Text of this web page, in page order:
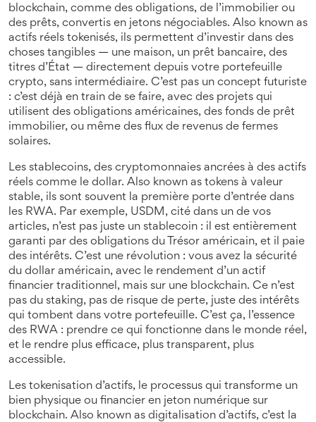
blockchain, comme des obligations, de l’immobilier ou
des prêts, convertis en jetons négociables. Also known as
actifs réels tokenisés, ils permettent d’investir dans des
choses tangibles — une maison, un prêt bancaire, des
titres d’État — directement depuis votre portefeuille
crypto, sans intermédiaire. C’est pas un concept futuriste
: c’est déjà en train de se faire, avec des projets qui
utilisent des obligations américaines, des fonds de prêt
immobilier, ou même des flux de revenus de fermes
solaires.
Les stablecoins, des cryptomonnaies ancrées à des actifs
réels comme le dollar. Also known as tokens à valeur
stable, ils sont souvent la première porte d’entrée dans
les RWA. Par exemple, USDM, cité dans un de vos
articles, n’est pas juste un stablecoin : il est entièrement
garanti par des obligations du Trésor américain, et il paie
des intérêts. C’est une révolution : vous avez la sécurité
du dollar américain, avec le rendement d’un actif
financier traditionnel, mais sur une blockchain. Ce n’est
pas du staking, pas de risque de perte, juste des intérêts
qui tombent dans votre portefeuille. C’est ça, l’essence
des RWA : prendre ce qui fonctionne dans le monde réel,
et le rendre plus efficace, plus transparent, plus
accessible.
Les tokenisation d’actifs, le processus qui transforme un
bien physique ou financier en jeton numérique sur
blockchain. Also known as digitalisation d’actifs, c’est la